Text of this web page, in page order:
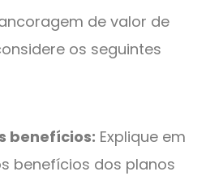
de valor de
os seguintes
benefícios: Explique em
benefícios dos planos